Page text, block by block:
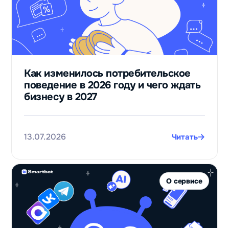
947
столько
контактов
клиентов
получили с
Черников
Финансовый
лидогенератор
Телепорт
Как изменилось потребительское
поведение в 2026 году и чего ждать
бизнесу в 2027
13.07.2026 Читать
О сервисе